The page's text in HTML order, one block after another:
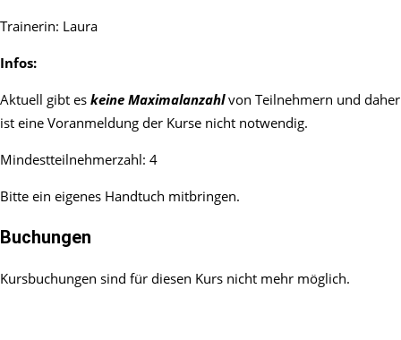
Trainerin: Laura
Infos:
Aktuell gibt es keine Maximalanzahlvon Teilnehmern und daher
ist eine Voranmeldung der Kurse nicht notwendig.
Mindestteilnehmerzahl: 4
Bitte ein eigenes Handtuch mitbringen.
Buchungen
Kursbuchungen sind für diesen Kurs nicht mehr möglich.